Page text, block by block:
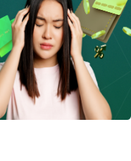
«Детские приложения»
К списку